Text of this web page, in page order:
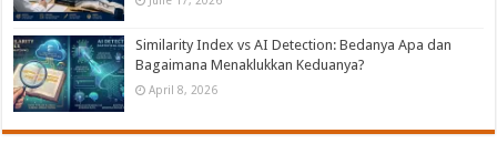
Similarity Index vs AI Detection: Bedanya Apa dan
Bagaimana Menaklukkan Keduanya?
April 8, 2026